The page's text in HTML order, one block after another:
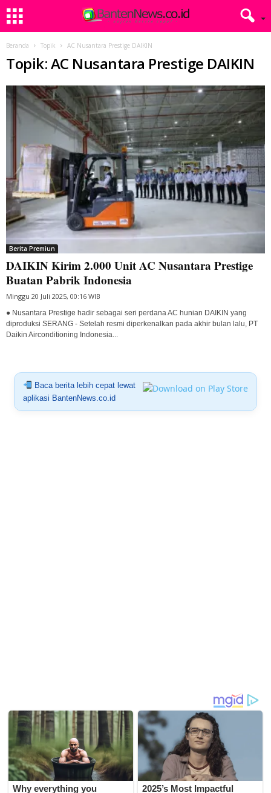
Beranda Topik AC Nusantara Prestige DAIKIN
Topik: AC Nusantara Prestige DAIKIN
Berita Premiun
DAIKIN Kirim 2.000 Unit AC Nusantara Prestige
Buatan Pabrik Indonesia
Minggu 20 Juli 2025, 00:16 WIB
● Nusantara Prestige hadir sebagai seri perdana AC hunian DAIKIN yang
diproduksi SERANG - Setelah resmi diperkenalkan pada akhir bulan lalu, PT
Daikin Airconditioning Indonesia...
Baca berita lebih cepat lewat
aplikasi BantenNews.co.id